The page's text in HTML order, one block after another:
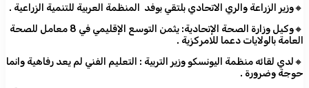
🔸وزير الزراعة والري الاتحادي بلتقي بوفد المنظمة العربية للتنمية الزراعية .
🔸وكيل وزارة الصحة الإتحادية: يثمن التوسع الإقليمي في 8 معامل للصحة
العامة بالولايات دعما للامركزية .
🔸لدي لقائه منظمة اليونسكو وزير التربية : التعليم الفني لم يعد رفاهية وانما
حوجة وضرورة .